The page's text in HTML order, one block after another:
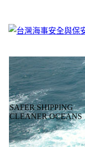
SAFER SHIPPING
CLEANER OCEANS